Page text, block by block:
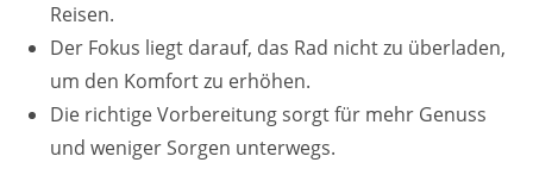
Reisen.
Der Fokus liegt darauf, das Rad nicht zu überladen,
um den Komfort zu erhöhen.
Die richtige Vorbereitung sorgt für mehr Genuss
und weniger Sorgen unterwegs.